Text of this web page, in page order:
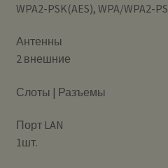
WPA2-PSK(AES), WPA/WPA2-
Антенны
2 внешние
Слоты | Разъемы
Порт LAN
1шт.